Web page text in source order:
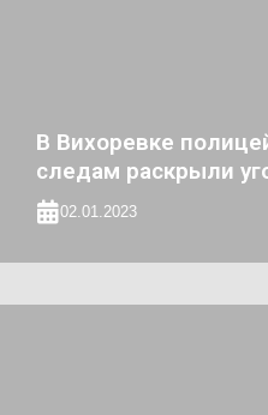
В Вихоревке
следам раскрыли
02.01.2023